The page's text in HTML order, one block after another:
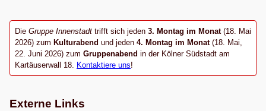
Die Gruppe Innenstadt trifft sich jeden 3. Montag im Monat (18. Mai
2026) zum Kulturabend und jeden 4. Montag im Monat(18. Mai,
22. Juni 2026) zum Gruppenabend in der Kölner Südstadt am
Kartäuserwall 18. Kontaktiere uns!
Externe Links